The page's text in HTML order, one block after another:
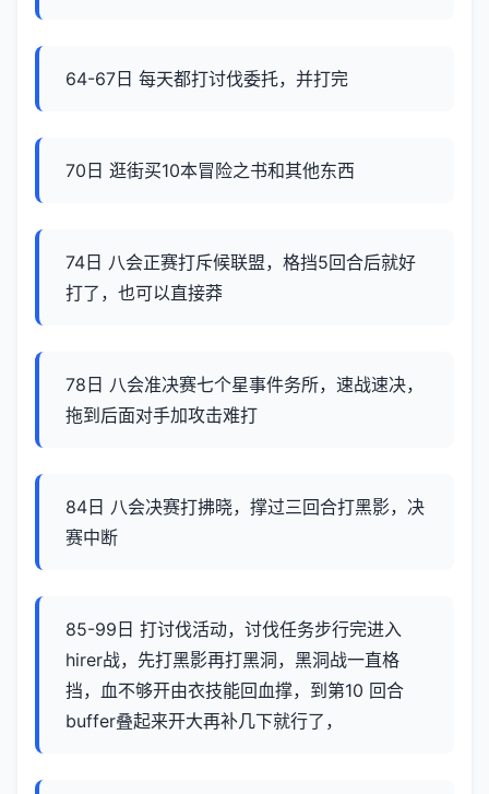
64-67日 每天都打讨伐委托，并打完
70日 逛街买10本冒险之书和其他东西
74日 八会正赛打斥候联盟，格挡5回合后就好
打了，也可以直接莽
78日 八会准决赛七个星事件务所，速战速决，
拖到后面对手加攻击难打
84日 八会决赛打拂晓，撑过三回合打黑影，决
赛中断
85-99日 打讨伐活动，讨伐任务步行完进入
hirer战，先打黑影再打黑洞，黑洞战一直格
挡，血不够开由衣技能回血撑，到第10 回合
buffer叠起来开大再补几下就行了，